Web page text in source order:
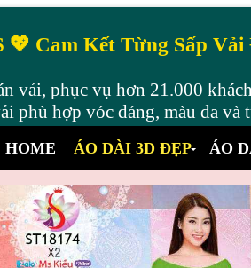
Cam Kết Từng Sấp
vải, phục vụ hơn 21.000
phù hợp vóc dáng, màu da
HOME ÁO DÀI 3D ĐẸP ÁO